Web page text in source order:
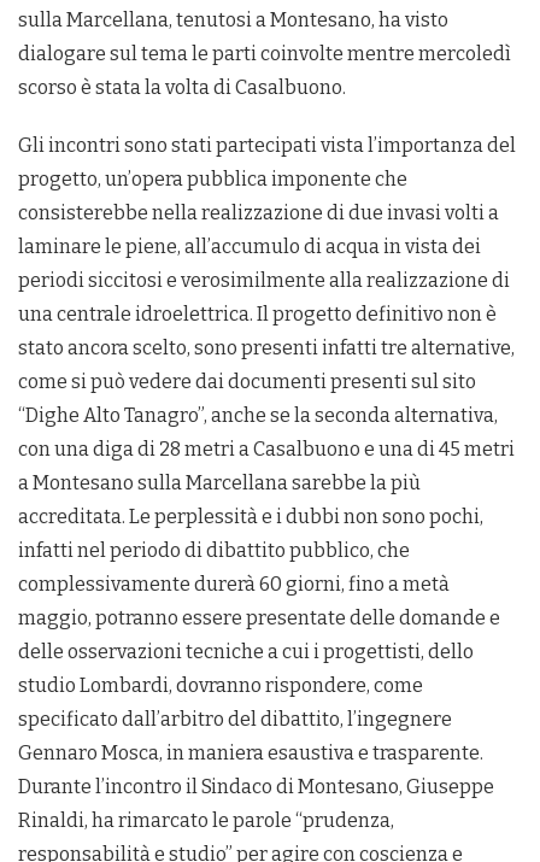
sulla Marcellana, tenutosi a Montesano, ha visto
dialogare sul tema le parti coinvolte mentre mercoledì
scorso è stata la volta di Casalbuono.
Gli incontri sono stati partecipati vista l’importanza del
progetto, un’opera pubblica imponente che
consisterebbe nella realizzazione di due invasi volti a
laminare le piene, all’accumulo di acqua in vista dei
periodi siccitosi e verosimilmente alla realizzazione di
una centrale idroelettrica. Il progetto definitivo non è
stato ancora scelto, sono presenti infatti tre alternative,
come si può vedere dai documenti presenti sul sito
“Dighe Alto Tanagro”, anche se la seconda alternativa,
con una diga di 28 metri a Casalbuono e una di 45 metri
a Montesano sulla Marcellana sarebbe la più
accreditata. Le perplessità e i dubbi non sono pochi,
infatti nel periodo di dibattito pubblico, che
complessivamente durerà 60 giorni, fino a metà
maggio, potranno essere presentate delle domande e
delle osservazioni tecniche a cui i progettisti, dello
studio Lombardi, dovranno rispondere, come
specificato dall’arbitro del dibattito, l’ingegnere
Gennaro Mosca, in maniera esaustiva e trasparente.
Durante l’incontro il Sindaco di Montesano, Giuseppe
Rinaldi, ha rimarcato le parole “prudenza,
responsabilità e studio” per agire con coscienza e